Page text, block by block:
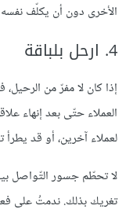
الأخرى دون أن يكلّف
4. ارحل بلباقة
إذا كان لا مفرّ من
العملاء حتّى بعد إنهاء
لعملاء آخرين، أو قد
لا تحطّم جسور التّواصل
تغريك بذلك. ندمتُ على